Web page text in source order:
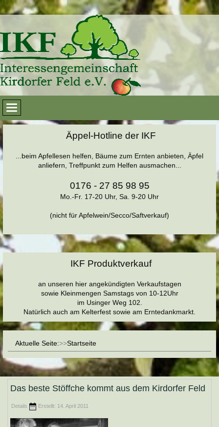
Äppel-Hotline der IKF
...beim Apfellesen helfen, Bäume zum Ernten anbieten, Äpfel
anliefern, Treffpunkt zum Helfen ausmachen...
0176 - 27 85 98 95
Mo.-Fr. 17-20 Uhr, Sa. 9-20 Uhr
(nicht für Apfelwein/Secco/Saftverkauf)
IKF Produktverkauf
an unseren hier angekündigten Verkaufstagen
sowie Kleinmengen Samstags von 10-12Uhr
im Usinger Weg 102.
Natürlich auch am Kelterfest sowie am Erntedankmarkt.
Aktuelle Seite: Startseite
Das beste Stöffche kommt aus dem Kirdorfer Feld
Details Erstellt: 14. April 2011